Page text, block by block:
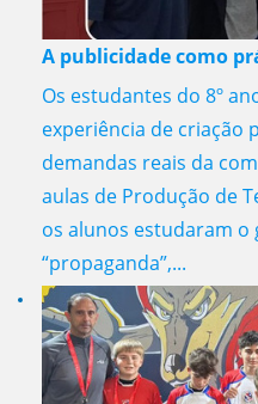
A publicidade como
Os estudantes do 8º
experiência de criação
demandas reais da
aulas de Produção de
os alunos estudaram o
“propaganda”,...